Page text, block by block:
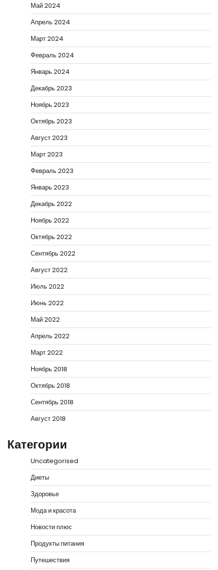
Май 2024
Апрель 2024
Март 2024
Февраль 2024
Январь 2024
Декабрь 2023
Ноябрь 2023
Октябрь 2023
Август 2023
Март 2023
Февраль 2023
Январь 2023
Декабрь 2022
Ноябрь 2022
Октябрь 2022
Сентябрь 2022
Август 2022
Июль 2022
Июнь 2022
Май 2022
Апрель 2022
Март 2022
Ноябрь 2018
Октябрь 2018
Сентябрь 2018
Август 2018
Категории
Uncategorised
Диеты
Здоровье
Мода и красота
Новости плюс
Продукты питания
Путешествия